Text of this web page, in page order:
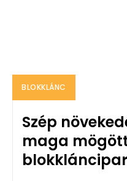
BLOKKLÁNC
Szép
maga
blokkláncipar